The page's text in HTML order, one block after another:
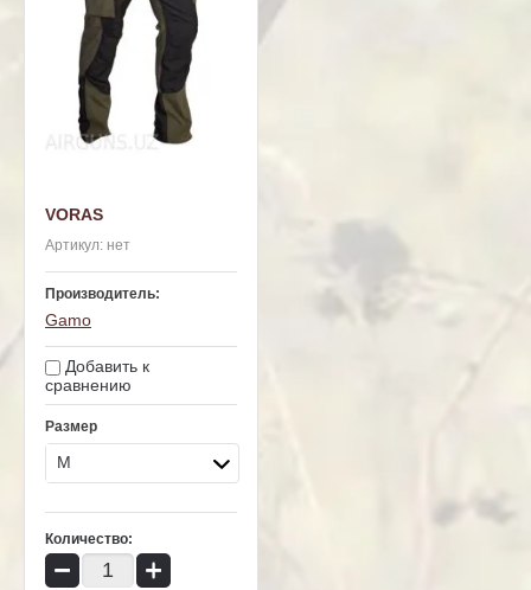
VORAS
Артикул: нет
Производитель:
Gamo
Добавить к
сравнению
Размер
M
Количество:
− +